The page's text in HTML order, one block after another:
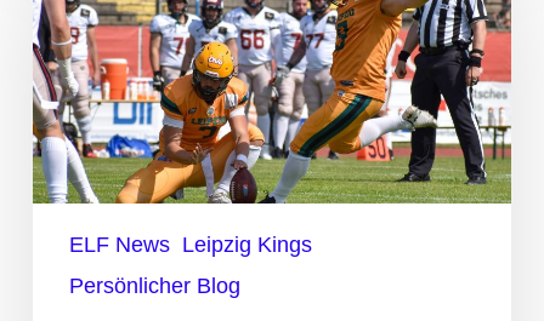
holen
sich
Zugpferd
ELF News Leipzig Kings
Persönlicher Blog